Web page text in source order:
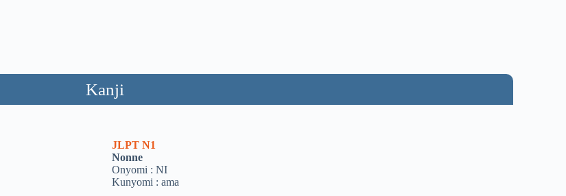
Kanji
JLPT N1
Nonne
Onyomi : NI
Kunyomi : ama